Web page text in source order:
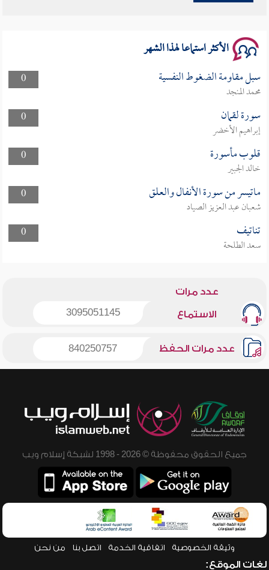
الأكثر استماعا لهذا الشهر
0 سبل مقاومة الضغوط النفسية
محمد المنجد
0
سورة لقمان
إبراهيم الأخضر
0
قلوب مأسورة
خالد الجبير
0
ماتيسر من سورة الأنفال والعلق
شعبان عبد العزيز الصياد
0
تناتيف
سعد الطلحة
عدد مرات
الاستماع 3095051145
عدد مرات الحفظ 840250757
جميع الحقوق محفوظة © 2026 - 1998 لشبكة إسلام ويب
وثيقة الخصوصية اتفاقية الخدمة اتصل بنا من نحن
لغات الموقع: